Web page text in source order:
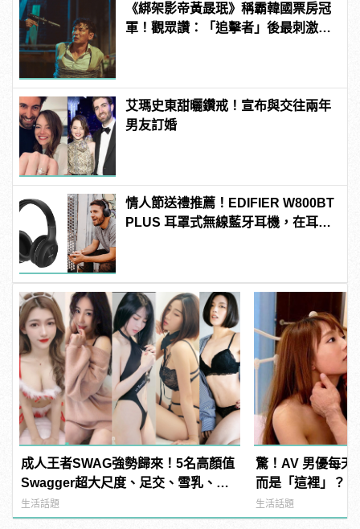
《綁架影帝黃晸珉》稱霸韓國票房冠
軍！觀眾讚：「追擊者」後最刺激的
艾瑪史東甜曬鑽戒！宣布與交往兩年
男友訂婚
情人節送禮推薦！EDIFIER W800BT
PLUS 耳罩式無線藍牙耳機，在耳邊
成人王者SWAG強勢歸來！5名高顏值
Swagger超大尺度、足交、雪乳、粉
紅海鮮通通有，親自教你人與人的連
結！ | manfashion這樣變型男
生活話題
驚！AV 男優每天
而是「這裡」？ |
型男
生活話題